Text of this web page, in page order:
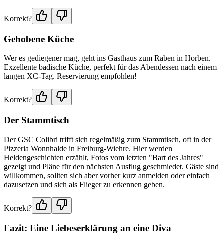
Korrekt?
Gehobene Küche
Wer es gediegener mag, geht ins Gasthaus zum Raben in Horben.
Exzellente badische Küche, perfekt für das Abendessen nach einem
langen XC-Tag. Reservierung empfohlen!
Korrekt?
Der Stammtisch
Der GSC Colibri trifft sich regelmäßig zum Stammtisch, oft in der
Pizzeria Wonnhalde in Freiburg-Wiehre. Hier werden
Heldengeschichten erzählt, Fotos vom letzten "Bart des Jahres"
gezeigt und Pläne für den nächsten Ausflug geschmiedet. Gäste sind
willkommen, sollten sich aber vorher kurz anmelden oder einfach
dazusetzen und sich als Flieger zu erkennen geben.
Korrekt?
Fazit: Eine Liebeserklärung an eine Diva